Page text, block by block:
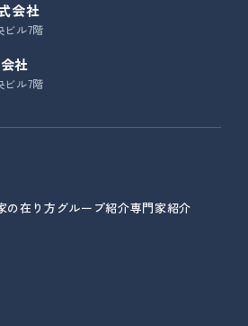
会社
ビル7階
社
ビル7階
の在り方 グループ紹介専門家紹介